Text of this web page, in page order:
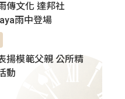
傳文化 達邦社
雨中登場
揚模範父親 公所精
動